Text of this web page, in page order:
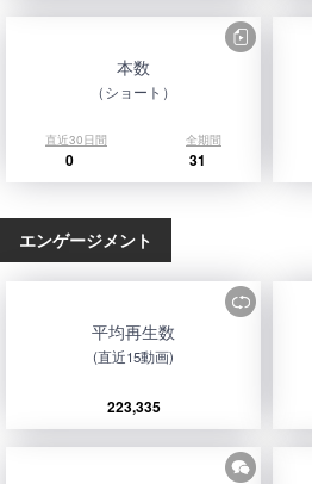
本数
（ショート）
直近30日間 全期間
0 31
エンゲージメント
平均再生数
(直近15動画)
223,335